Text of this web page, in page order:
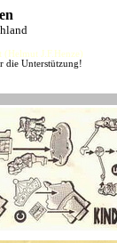
(Helmut J.F.Henze)
die Unterstützung!